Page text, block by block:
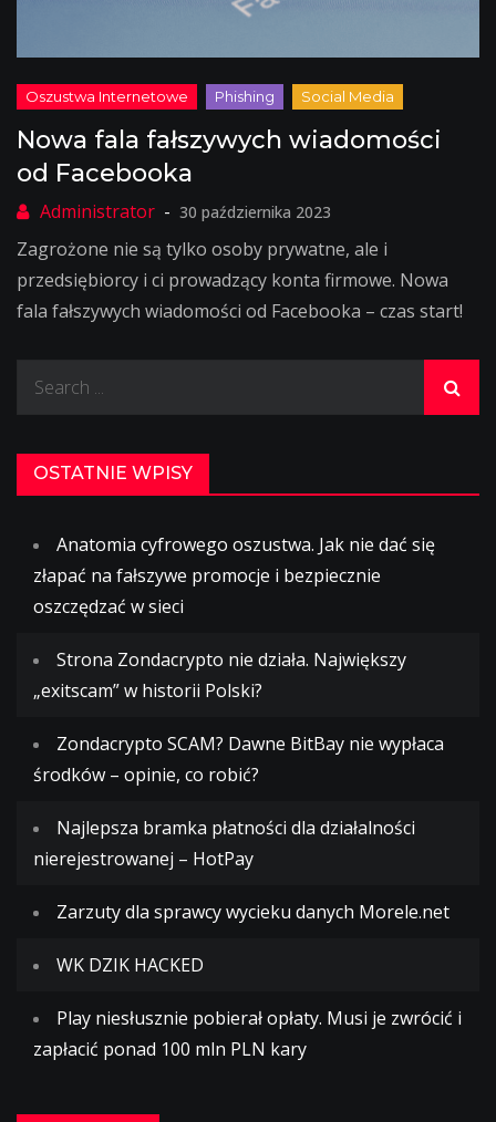
Nowa fala fałszywych wiadomości
od Facebooka
30 października 2023
Zagrożone nie są tylko osoby prywatne, ale i
przedsiębiorcy i ci prowadzący konta firmowe. Nowa
fala fałszywych wiadomości od Facebooka – czas start!
OSTATNIE WPISY
Anatomia cyfrowego oszustwa. Jak nie dać się
złapać na fałszywe promocje i bezpiecznie
oszczędzać w sieci
Strona Zondacrypto nie działa. Największy
„exitscam” w historii Polski?
Zondacrypto SCAM? Dawne BitBay nie wypłaca
środków – opinie, co robić?
Najlepsza bramka płatności dla działalności
nierejestrowanej – HotPay
Zarzuty dla sprawcy wycieku danych Morele.net
WK DZIK HACKED
Play niesłusznie pobierał opłaty. Musi je zwrócić i
zapłacić ponad 100 mln PLN kary